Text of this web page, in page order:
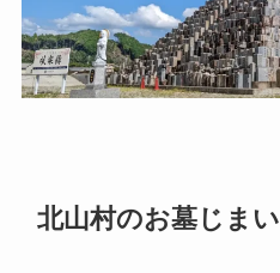
北山村のお墓じまい